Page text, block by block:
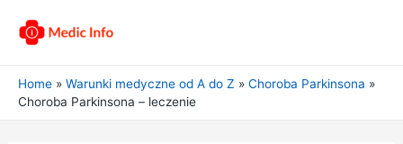
Home Warunki medyczne od A do Z
Choroba Parkinsona
Choroba Parkinsona – leczenie